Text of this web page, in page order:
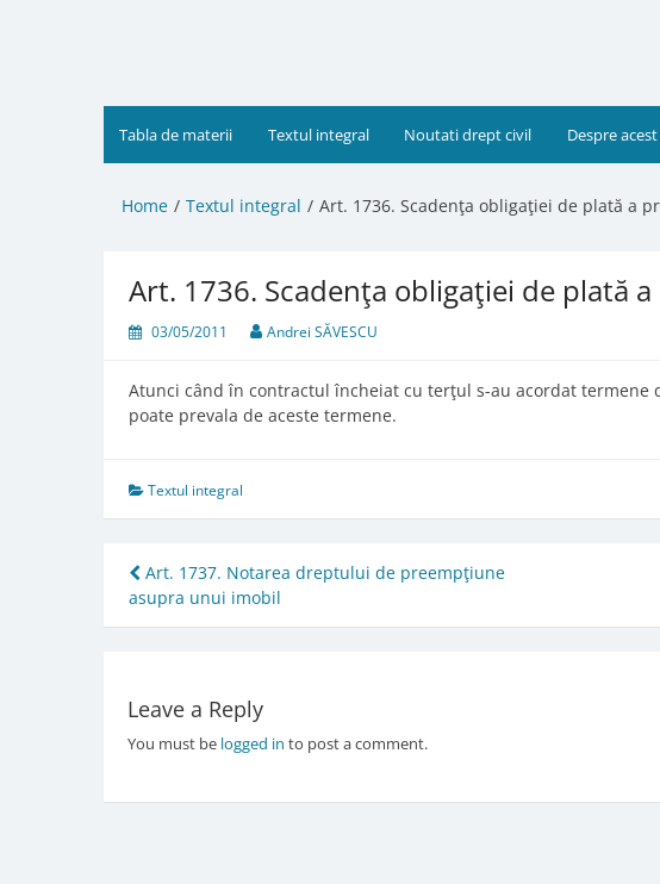
Tabla de materii Textul integral Noutati drept civil Despre
Home Textul integral Art. 1736. Scadenţa obligaţiei de plată a
Art. 1736. Scadenţa obligaţiei de plată
03/05/2011 Andrei SĂVESCU
Atunci când în contractul încheiat cu terţul s-au acordat
poate prevala de aceste termene.
Textul integral
Post
navigation
Art. 1737. Notarea dreptului de preempţiune
asupra unui imobil
Leave a Reply
You must be logged in to post a comment.